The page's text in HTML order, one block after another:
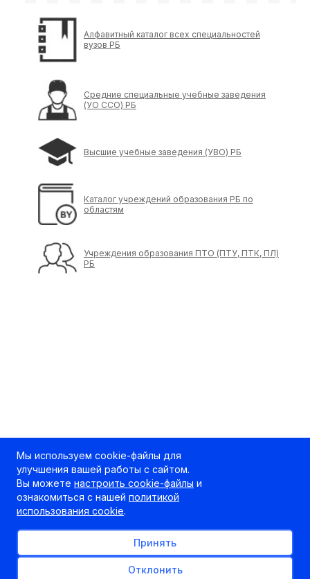
Алфавитный каталог всех специальностей
вузов РБ
Средние специальные учебные заведения
(УО ССО) РБ
Высшие учебные заведения (УВО) РБ
Каталог учреждений образования РБ по
областям
Учреждения образования ПТО (ПТУ, ПТК, ПЛ)
РБ
Мы используем cookie-файлы для
улучшения вашей работы с сайтом.
Вы можете настроить cookie-файлы и
ознакомиться с нашей политикой
использования cookie.
Принять
Отклонить